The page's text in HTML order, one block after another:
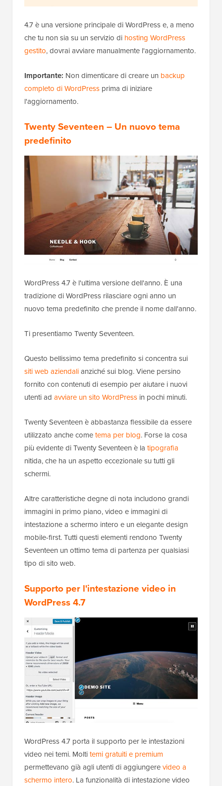
4.7 è una versione principale di WordPress e, a meno
che tu non sia su un servizio di hosting WordPress
gestito, dovrai avviare manualmente l'aggiornamento.
Importante: Non dimenticare di creare un backup
completo di WordPress prima di iniziare
l'aggiornamento.
Twenty Seventeen – Un nuovo tema
predefinito
WordPress 4.7 è l'ultima versione dell'anno. È una
tradizione di WordPress rilasciare ogni anno un
nuovo tema predefinito che prende il nome dall'anno.
Ti presentiamo Twenty Seventeen.
Questo bellissimo tema predefinito si concentra sui
siti web aziendalianziché sui blog. Viene persino
fornito con contenuti di esempio per aiutare i nuovi
utenti ad avviare un sito WordPress in pochi minuti.
Twenty Seventeen è abbastanza flessibile da essere
utilizzato anche cometema per blog. Forse la cosa
più evidente di Twenty Seventeen è la tipografia
nitida, che ha un aspetto eccezionale su tutti gli
schermi.
Altre caratteristiche degne di nota includono grandi
immagini in primo piano, video e immagini di
intestazione a schermo intero e un elegante design
mobile-first. Tutti questi elementi rendono Twenty
Seventeen un ottimo tema di partenza per qualsiasi
tipo di sito web.
Supporto per l'intestazione video in
WordPress 4.7
WordPress 4.7 porta il supporto per le intestazioni
video nei temi. Moltitemi gratuiti e premium
permettevano già agli utenti di aggiungerevideo a
schermo intero. La funzionalità di intestazione video